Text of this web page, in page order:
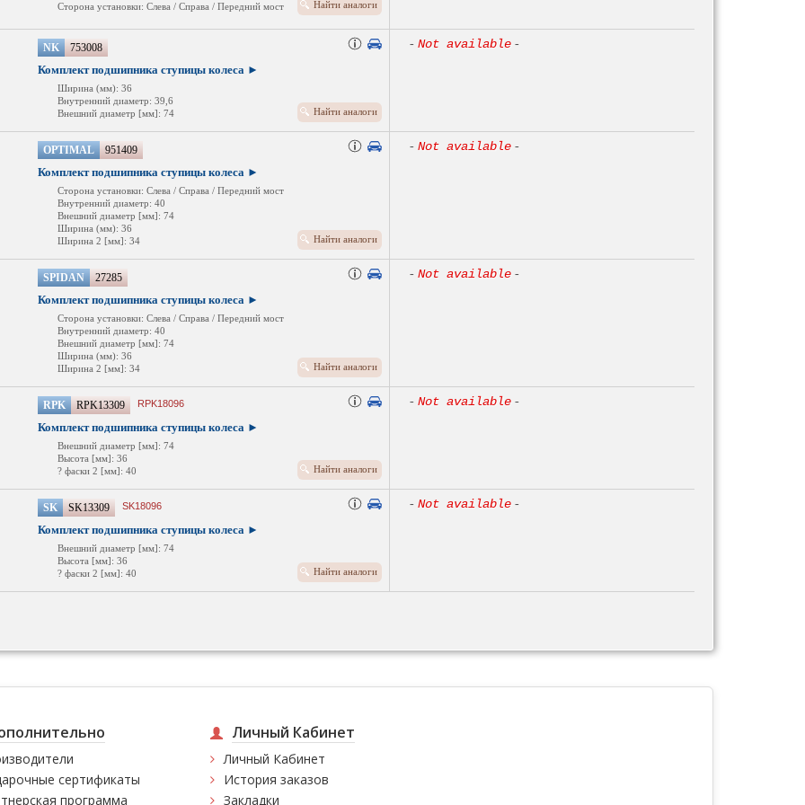
Сторона установки: Слева / Справа / Передний мост Найти аналоги
NK 753008
Комплект подшипника ступицы колеса ►
Ширина (мм): 36
Внутренний диаметр: 39,6
Внешний диаметр [мм]: 74
Найти аналоги
- Not available -
OPTIMAL 951409
Комплект подшипника ступицы колеса ►
Сторона установки: Слева / Справа / Передний мост
Внутренний диаметр: 40
Внешний диаметр [мм]: 74
Ширина (мм): 36
Ширина 2 [мм]: 34
Найти аналоги
- Not available -
SPIDAN 27285
Комплект подшипника ступицы колеса ►
Сторона установки: Слева / Справа / Передний мост
Внутренний диаметр: 40
Внешний диаметр [мм]: 74
Ширина (мм): 36
Ширина 2 [мм]: 34
Найти аналоги
- Not available -
RPK RPK13309 RPK18096
Комплект подшипника ступицы колеса ►
Внешний диаметр [мм]: 74
Высота [мм]: 36
? фаски 2 [мм]: 40
Найти аналоги
- Not available -
SK SK13309 SK18096
Комплект подшипника ступицы колеса ►
Внешний диаметр [мм]: 74
Высота [мм]: 36
? фаски 2 [мм]: 40
Найти аналоги
- Not available -
сертификаты
программа
Личный Кабинет
Личный Кабинет
История заказов
Закладки